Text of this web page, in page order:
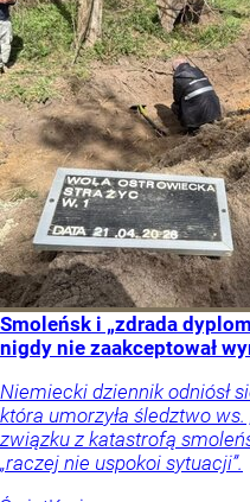
Smoleńsk i „zdrada
nigdy nie zaakceptował
Niemiecki dziennik odniósł
która umorzyła śledztwo
związku z katastrofą
„raczej nie uspokoi sytuacji”.